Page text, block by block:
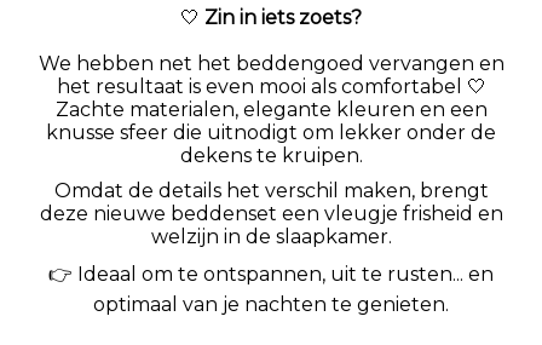
🤍 Zin in iets zoets?
We hebben net het beddengoed vervangen en
het resultaat is even mooi als comfortabel 🤍
Zachte materialen, elegante kleuren en een
knusse sfeer die uitnodigt om lekker onder de
dekens te kruipen.
Omdat de details het verschil maken, brengt
deze nieuwe beddenset een vleugje frisheid en
welzijn in de slaapkamer.
👉 Ideaal om te ontspannen, uit te rusten... en
optimaal van je nachten te genieten.